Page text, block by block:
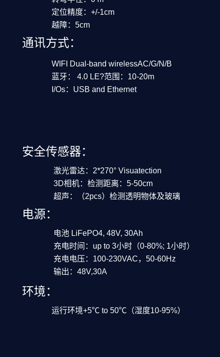
定位精度：+/-1cm
越障：5cm
通讯方式：
WIFI Dual-band wirelessAC/G/N/B
蓝牙： 4.0 LE?范围：10-20m
I/Os：USB and Ethernet
安全传感器：
激光雷达：2*270° Visuatection
3D相机： 检测距离：5-50cm
超声：（2pcs）检测透明物体及玻璃
电源：
电池 LiFePO4, 48V, 30Ah
充电时间：up to 3小时（0-80%; 1小时）
充电电压：100-230VAC，50-60Hz
输出：48V,30A
环境：
运行环境+5℃ to 50℃（湿度10-95%）